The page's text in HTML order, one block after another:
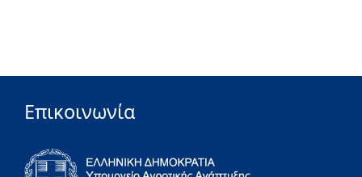
Επικοινωνία